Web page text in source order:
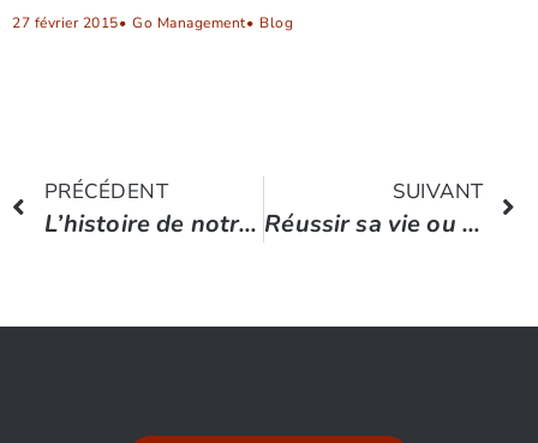
27 février 2015• Go Management• Blog
PRÉCÉDENT
L’histoire de notre monde en 2 minutes
SUIVANT
Réussir sa vie ou Réussir dans la vie ?